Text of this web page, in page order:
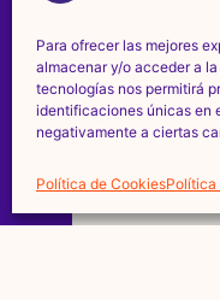
Para ofrecer las mejores
almacenar y/o acceder a
tecnologías nos permitirá
identificaciones únicas en
negativamente a ciertas
Política de CookiesPolítica